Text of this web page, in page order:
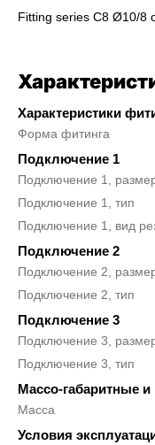
Fitting series C8 Ø10/8
Характеристики
Форма фитинга
Подключение 1
Подключение 1,
Подключение 1, тип
Подключение 1, вид
Подключение 2
Подключение 2,
Подключение 2, тип
Подключение 3
Подключение 3,
Подключение 3, тип
Массо-габаритные
Масса
Условия